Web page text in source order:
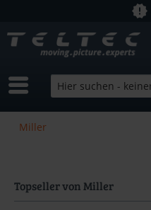
Miller
Topseller von Miller